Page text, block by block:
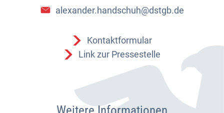
alexander.handschuh@dstgb.de
Kontaktformular
Link zur Pressestelle